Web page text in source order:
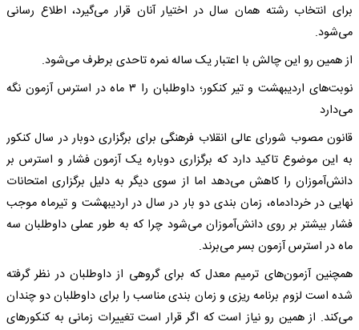
برای انتخاب رشته همان سال در اختیار آنان قرار می‌گیرد، اطلاع رسانی
می‌شود.
از همین رو این چالش با اعتبار یک ساله نمره تاحدی برطرف می‌شود.
نوبت‌های اردیبهشت و تیر کنکور؛ داوطلبان را ۳ ماه در استرس آزمون نگه
می‌دارد
قانون مصوب شورای عالی انقلاب فرهنگی برای برگزاری دوبار در سال کنکور
به این موضوع تاکید دارد که برگزاری دوباره یک آزمون فشار و استرس بر
دانش‌آموزان را کاهش می‌دهد اما از سوی دیگر به دلیل برگزاری امتحانات
نهایی در خردادماه، زمان بندی دو بار در سال در اردیبهشت و تیرماه موجب
فشار بیشتر بر روی دانش‌آموزان می‌شود چرا که به طور عملی داوطلبان سه
ماه در استرس آزمون بسر می‌برند.
همچنین آزمون‌های ترمیم معدل که برای گروهی از داوطلبان در نظر گرفته
شده است لزوم برنامه ریزی و زمان بندی مناسب را برای داوطلبان دو چندان
می‌کند. از همین رو نیاز است که اگر قرار است تغییرات زمانی به کنکورهای